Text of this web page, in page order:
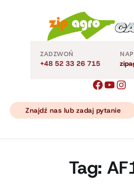
ZADZWOŃ
+48 52 33 26 715
Znajdź nas lub zadaj pytanie
Tag: